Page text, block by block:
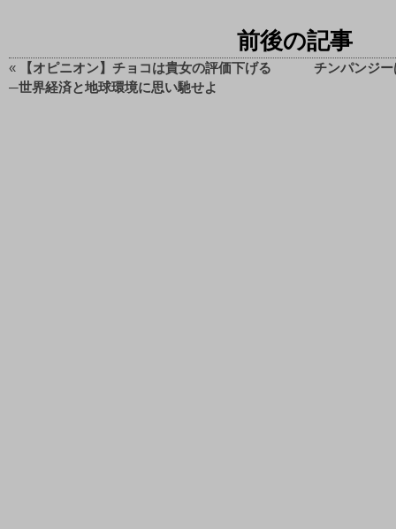
前後の記事
«
【オピニオン】チョコは貴女の評価下げる
─世界経済と地球環境に思い馳せよ
チンパンジ